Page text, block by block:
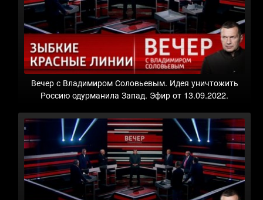
Вечер с Владимиром Соловьевым. Идея уничтожить
Россию одурманила Запад. Эфир от 13.09.2022.